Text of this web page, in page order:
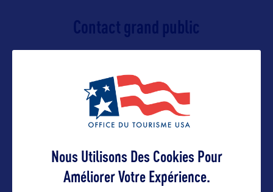
Contact grand public
us/contact-us.html
Suivre
Nous Utilisons Des Cookies Pour
Améliorer Votre Expérience.